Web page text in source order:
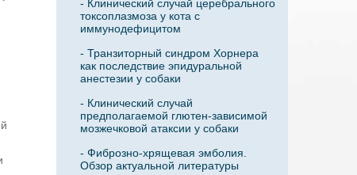
- Клинический случай церебрального
токсоплазмоза у кота с
иммунодефицитом
- Транзиторный синдром Хорнера
как последствие эпидуральной
анестезии у собаки
- Клинический случай
предполагаемой глютен-зависимой
мозжечковой атаксии у собаки
- Фиброзно-хрящевая эмболия.
Обзор актуальной литературы